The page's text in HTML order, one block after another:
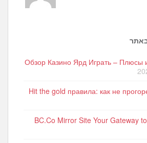
Обзор Казино Ярд Играть –
Hit the gold правила: как не
BC.Co Mirror Site Your Gateway